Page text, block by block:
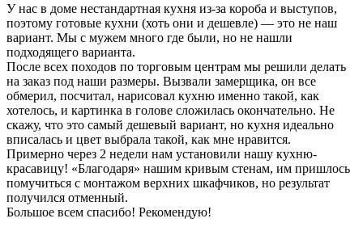
У нас в доме нестандартная кухня из-за короба и выступов,
поэтому готовые кухни (хоть они и дешевле) — это не наш
вариант. Мы с мужем много где были, но не нашли
подходящего варианта.
После всех походов по торговым центрам мы решили делать
на заказ под наши размеры. Вызвали замерщика, он все
обмерил, посчитал, нарисовал кухню именно такой, как
хотелось, и картинка в голове сложилась окончательно. Не
скажу, что это самый дешевый вариант, но кухня идеально
вписалась и цвет выбрала такой, как мне нравится.
Примерно через 2 недели нам установили нашу кухню-
красавицу! «Благодаря» нашим кривым стенам, им пришлось
помучиться с монтажом верхних шкафчиков, но результат
получился отменный.
Большое всем спасибо! Рекомендую!